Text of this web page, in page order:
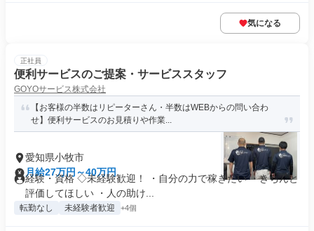
気になる
正社員
便利サービスのご提案・サービススタッフ
GOYOサービス株式会社
【お客様の半数はリピーターさん・半数はWEBからの問い合わ
せ】便利サービスのお見積りや作業...
愛知県小牧市
月給27万円～40万円
経験・資格 ◇未経験歓迎！ ・自分の力で稼ぎたい ・きちんと
評価してほしい ・人の助け...
転勤なし 未経験者歓迎 +4個